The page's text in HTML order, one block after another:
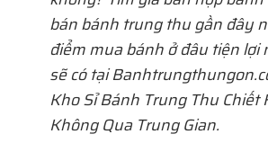
bán bánh trung thu gần đây
điểm mua bánh ở đâu tiện lợi
sẽ có tại
Kho Sỉ Bánh Trung Thu Chiết
Không Qua Trung Gian.